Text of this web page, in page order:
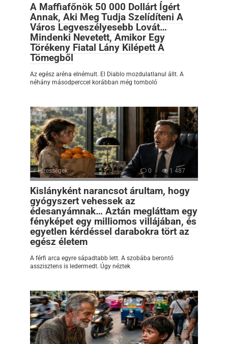
A Maffiafőnök 50 000 Dollárt Ígért
Annak, Aki Meg Tudja Szelídíteni A
Város Legveszélyesebb Lovát…
Mindenki Nevetett, Amikor Egy
Törékeny Fiatal Lány Kilépett A
Tömegből
Az egész aréna elnémult. El Diablo mozdulatlanul állt. A
néhány másodperccel korábban még tomboló
Hírességek 0 1 487
Kislányként narancsot árultam, hogy
gyógyszert vehessek az
édesanyámnak… Aztán megláttam egy
fényképet egy milliomos villájában, és
egyetlen kérdéssel darabokra tört az
egész életem
A férfi arca egyre sápadtabb lett. A szobába berontó
asszisztens is ledermedt. Úgy néztek